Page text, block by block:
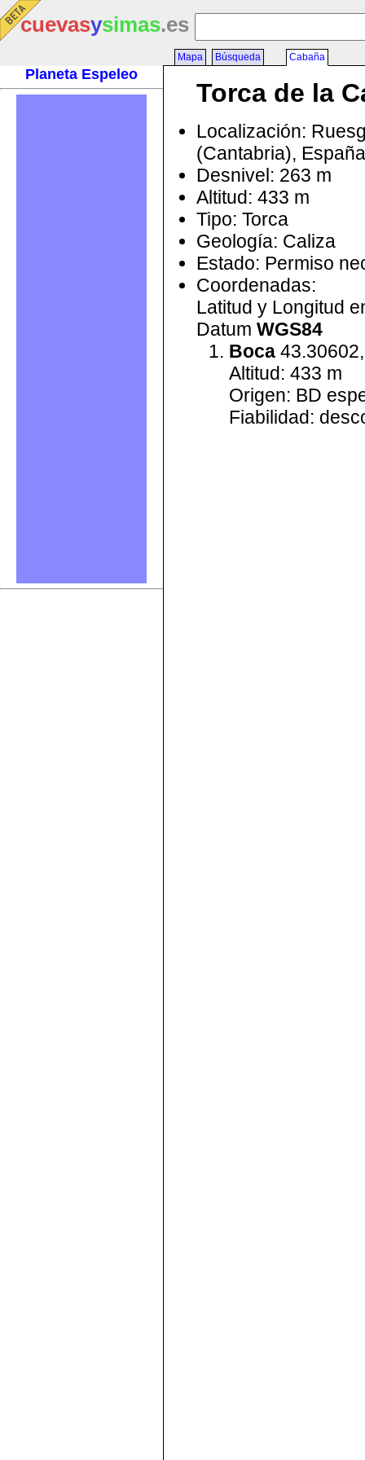
cuevasysimas.es
Planeta Espeleo
Mapa Búsqueda Cabaña
Torca de la
Localización:
(Cantabria), España
Desnivel: 263 m
Altitud: 433 m
Tipo: Torca
Geología: Caliza
Estado: Permiso
Coordenadas:
Latitud y Longitud
Datum WGS84
Boca
Altitud: 433 m
Origen: BD
Fiabilidad: